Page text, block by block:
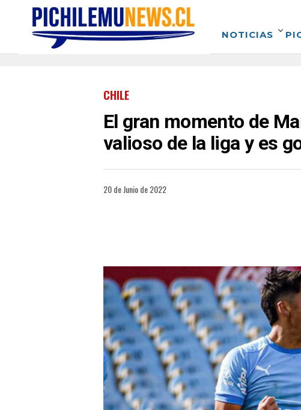
NOTICIAS
CHILE
El gran momento de
valioso de la liga y es
20 de Junio de 2022